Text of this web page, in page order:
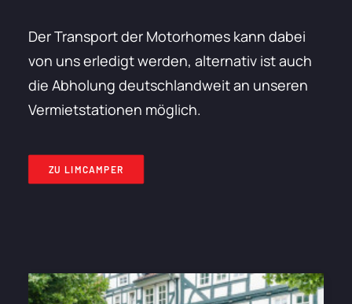
Der Transport der Motorhomes kann dabei
von uns erledigt werden, alternativ ist auch
die Abholung deutschlandweit an unseren
Vermietstationen möglich.
ZU LIMCAMPER